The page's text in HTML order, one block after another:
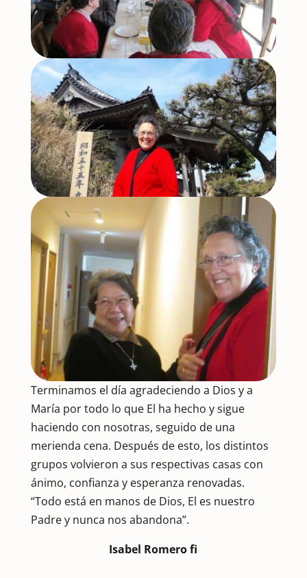
Terminamos el día agradeciendo a Dios y a
María por todo lo que El ha hecho y sigue
haciendo con nosotras, seguido de una
merienda cena. Después de esto, los distintos
grupos volvieron a sus respectivas casas con
ánimo, confianza y esperanza renovadas.
“Todo está en manos de Dios, El es nuestro
Padre y nunca nos abandona”.
Isabel Romero fi